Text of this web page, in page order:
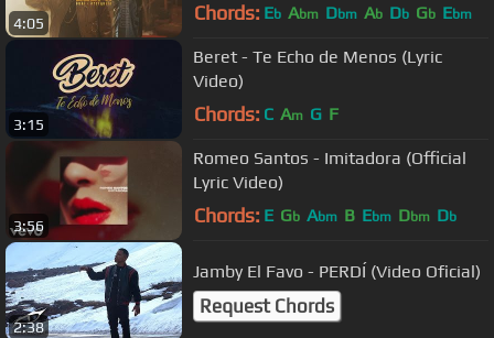
4:05 Chords: Eb Abm Dbm Ab Db Gb Ebm
3:15
Beret - Te Echo de Menos (Lyric
Video)
Chords: C Am G F
3:56
Romeo Santos - Imitadora (Official
Lyric Video)
Chords: E Gb Abm B Ebm Dbm Db
2:38
Jamby El Favo - PERDÍ (Video Oficial)
Request Chords